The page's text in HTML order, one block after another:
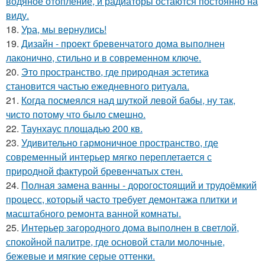
виду.
18. Ура, мы вернулись!
19. Дизайн - проект бревенчатого дома выполнен
лаконично, стильно и в современном ключе.
20. Это пространство, где природная эстетика
становится частью ежедневного ритуала.
21. Когда посмеялся над шуткой левой бабы, ну так,
чисто потому что было смешно.
22. Таунхаус площадью 200 кв.
23. Удивительно гармоничное пространство, где
современный интерьер мягко переплетается с
природной фактурой бревенчатых стен.
24. Полная замена ванны - дорогостоящий и трудоёмкий
процесс, который часто требует демонтажа плитки и
масштабного ремонта ванной комнаты.
25. Интерьер загородного дома выполнен в светлой,
спокойной палитре, где основой стали молочные,
бежевые и мягкие серые оттенки.